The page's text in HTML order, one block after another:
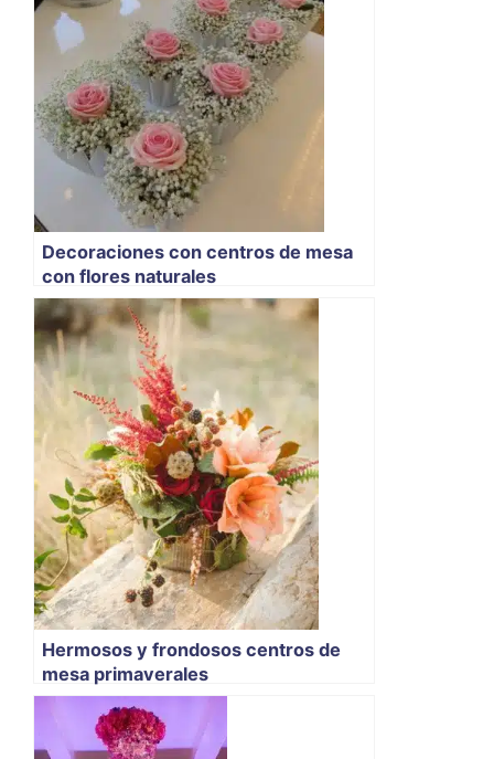
Decoraciones con centros de mesa
con flores naturales
Hermosos y frondosos centros de
mesa primaverales